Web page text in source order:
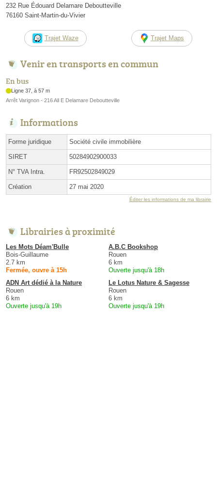
232 Rue Édouard Delamare Deboutteville
76160 Saint-Martin-du-Vivier
Trajet Waze Trajet Maps
Venir en transports en commun
En bus
Ligne 37, à 57 m
Arrêt Varignon - 216 All E Delamare Deboutteville
Informations
Forme juridique Société civile immobilière
SIRET 50284902900033
N° TVA Intra. FR92502849029
Création 27 mai 2020
Éditer les informations de ma librairie
Librairies à proximité
Les Mots Déam'Bulle
Bois-Guillaume
2.7 km
Fermée, ouvre à 15h
A.B.C Bookshop
Rouen
6 km
Ouverte jusqu'à 18h
ADN Art dédié à la Nature
Rouen
6 km
Ouverte jusqu'à 19h
Le Lotus Nature & Sagesse
Rouen
6 km
Ouverte jusqu'à 19h